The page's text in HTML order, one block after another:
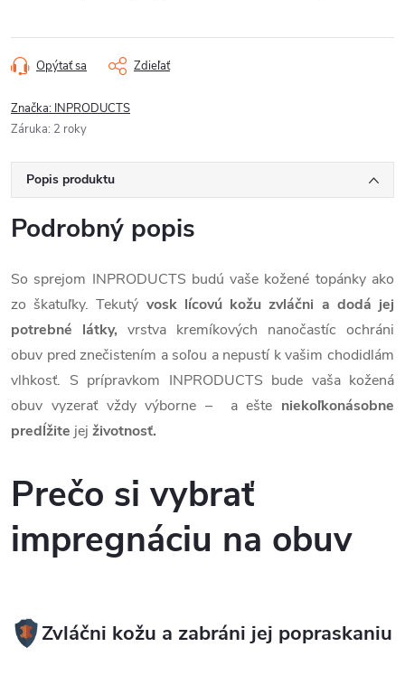
Opýtať sa Zdieľať
Značka: INPRODUCTS
Záruka: 2 roky
Popis produktu
Podrobný popis
So sprejom INPRODUCTS budú vaše kožené topánky ako
zo škatuľky. Tekutý vosk lícovú kožu zvláčni a dodá jej
potrebné látky, vrstva kremíkových nanočastíc ochráni
obuv pred znečistením a soľou a nepustí k vašim chodidlám
vlhkosť. S prípravkom INPRODUCTS bude vaša kožená
obuv vyzerať vždy výborne – a ešte niekoľkonásobne
predĺžite jej životnosť.
Prečo si vybrať
impregnáciu na obuv
Zvláčni kožu a zabráni jej popraskaniu